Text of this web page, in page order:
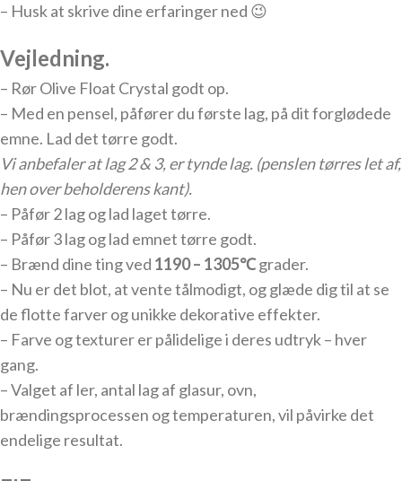
– Husk at skrive dine erfaringer ned 😉
Vejledning.
– Rør Olive Float Crystal godt op.
– Med en pensel, påfører du første lag, på dit forglødede
emne. Lad det tørre godt.
Vi anbefaler at lag 2 & 3, er tynde lag. (penslen tørres let af,
hen over beholderens kant).
– Påfør 2 lag og lad laget tørre.
– Påfør 3 lag og lad emnet tørre godt.
– Brænd dine ting ved 1190 – 1305℃grader.
– Nu er det blot, at vente tålmodigt, og glæde dig til at se
de flotte farver og unikke dekorative effekter.
– Farve og texturer er pålidelige i deres udtryk – hver
gang.
– Valget af ler, antal lag af glasur, ovn,
brændingsprocessen og temperaturen, vil påvirke det
endelige resultat.